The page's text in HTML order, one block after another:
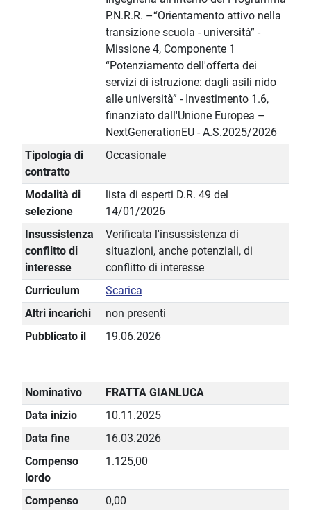
P.N.R.R. –“Orientamento attivo nella
transizione scuola - università” -
Missione 4, Componente 1
“Potenziamento dell'offerta dei
servizi di istruzione: dagli asili nido
alle università” - Investimento 1.6,
finanziato dall'Unione Europea –
NextGenerationEU - A.S.2025/2026
Tipologia di
contratto
Occasionale
Modalità di
selezione
lista di esperti D.R. 49 del
14/01/2026
Insussistenza
conflitto di
interesse
Verificata l'insussistenza di
situazioni, anche potenziali, di
conflitto di interesse
Curriculum
Scarica
Altri incarichi
non presenti
Pubblicato il
19.06.2026
Nominativo
FRATTA GIANLUCA
Data inizio
10.11.2025
Data fine
16.03.2026
Compenso
lordo
1.125,00
Compenso
0,00